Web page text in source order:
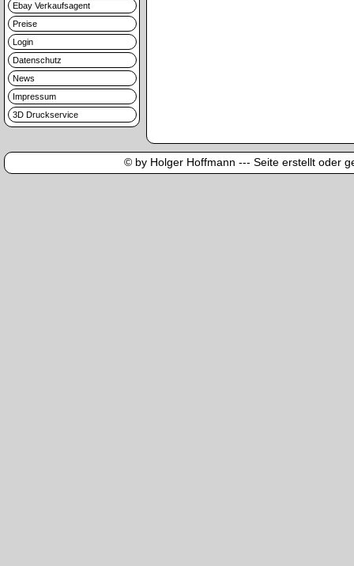
Ebay Verkaufsagent
Preise
Login
Datenschutz
News
Impressum
3D Druckservice
© by Holger Hoffmann --- Seite erstellt oder